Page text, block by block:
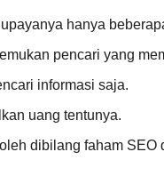
hanya
pencari yang
informasi saja.
uang tentunya.
dibilang faham SEO